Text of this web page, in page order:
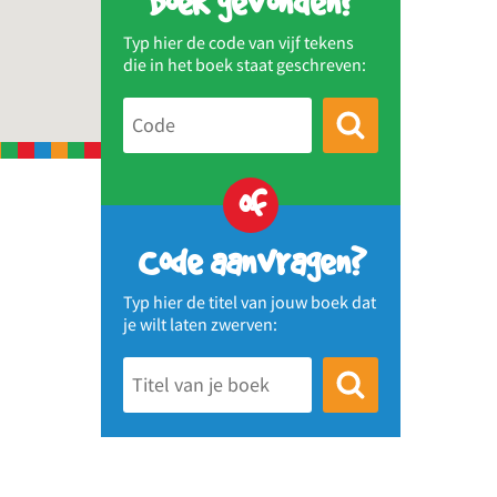
Typ hier de code van vijf tekens
die in het boek staat geschreven:
of
Code aanvragen?
Typ hier de titel van jouw boek dat
je wilt laten zwerven: